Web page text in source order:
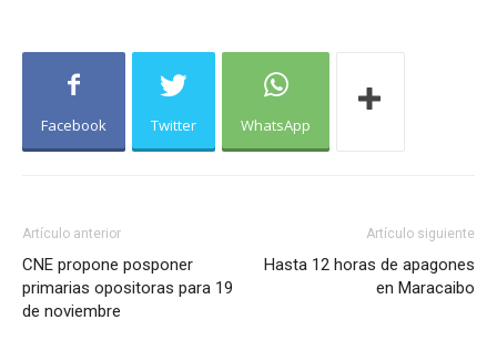
Facebook Twitter WhatsApp
Artículo anterior
CNE propone posponer
primarias opositoras para 19
de noviembre
Artículo siguiente
Hasta 12 horas de apagones
en Maracaibo